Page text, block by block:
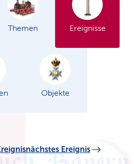
Themen Ereignisse
Objekte
nächstes Ereignis